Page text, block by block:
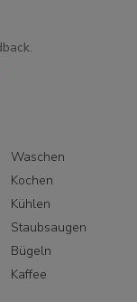
Waschen
Kochen
Kühlen
Staubsaugen
Bügeln
Kaffee